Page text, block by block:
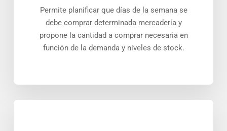
Permite planificar que días de la semana se
debe comprar determinada mercadería y
propone la cantidad a comprar necesaria en
función de la demanda y niveles de stock.